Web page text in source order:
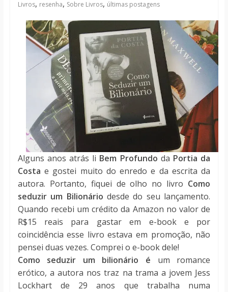
Livros, resenha, Sobre Livros, últimas postagens
Alguns anos atrás li Bem Profundo da Portia da
Costa e gostei muito do enredo e da escrita da
autora. Portanto, fiquei de olho no livro Como
seduzir um Bilionário desde do seu lançamento.
Quando recebi um crédito da Amazon no valor de
R$15 reais para gastar em e-book e por
coincidência esse livro estava em promoção, não
pensei duas vezes. Comprei o e-book dele!
Como seduzir um bilionário é um romance
erótico, a autora nos traz na trama a jovem Jess
Lockhart de 29 anos que trabalha numa